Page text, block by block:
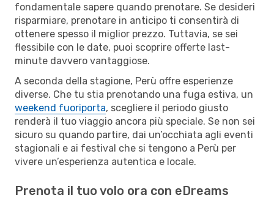
fondamentale sapere quando prenotare. Se desideri
risparmiare, prenotare in anticipo ti consentirà di
ottenere spesso il miglior prezzo. Tuttavia, se sei
flessibile con le date, puoi scoprire offerte last-
minute davvero vantaggiose.
A seconda della stagione, Perù offre esperienze
diverse. Che tu stia prenotando una fuga estiva, un
weekend fuoriporta, scegliere il periodo giusto
renderà il tuo viaggio ancora più speciale. Se non sei
sicuro su quando partire, dai un’occhiata agli eventi
stagionali e ai festival che si tengono a Perù per
vivere un’esperienza autentica e locale.
Prenota il tuo volo ora con eDreams